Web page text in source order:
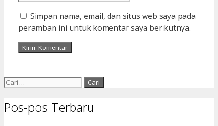
Simpan nama, email, dan situs web saya pada
peramban ini untuk komentar saya berikutnya.
Cari
Pos-pos Terbaru